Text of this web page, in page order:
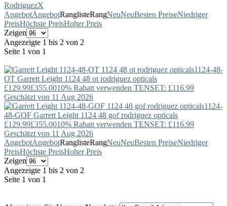
RodriguezX
AngebotAngebotRanglisteRangNeuNeuBesten PreiseNiedriger
PreisHöchste PreisHoher Preis
Zeigen
Angezeigte 1 bis 2 von 2
Seite 1 von 1
1124-48-
OT Garrett Leight 1124 48 ot rodriguez opticals
£129.99£355.0010% Rabatt verwenden TENSET: £116.99
Geschätzt von 11 Aug 2026
1124-
48-GOF Garrett Leight 1124 48 gof rodriguez opticals
£129.99£355.0010% Rabatt verwenden TENSET: £116.99
Geschätzt von 11 Aug 2026
AngebotAngebotRanglisteRangNeuNeuBesten PreiseNiedriger
PreisHöchste PreisHoher Preis
Zeigen
Angezeigte 1 bis 2 von 2
Seite 1 von 1